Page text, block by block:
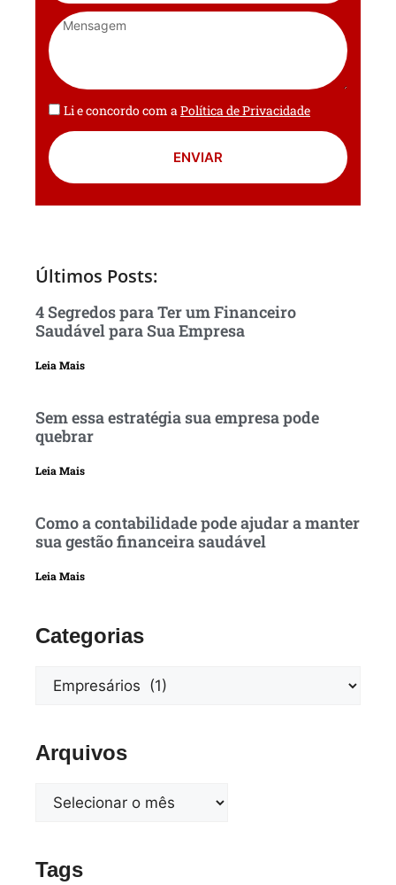
Li e concordo com aPolítica de Privacidade
ENVIAR
Últimos Posts:
4 Segredos para Ter um Financeiro
Saudável para Sua Empresa
Leia Mais
Sem essa estratégia sua empresa pode
quebrar
Leia Mais
Como a contabilidade pode ajudar a manter
sua gestão financeira saudável
Leia Mais
Categorias
Arquivos
Tags